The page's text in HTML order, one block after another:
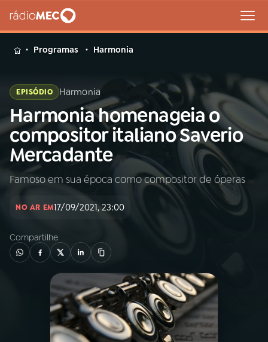
MENU
Buscar
na
Rádio
MEC
Buscar
Início AO VIVO
02 A RÁDIO
PROGRAMAÇÃO
PROGRAMAS
Programas Harmonia
EPISÓDIO Harmonia
Harmonia homenageia o
compositor italiano Saverio
Mercadante
Famoso em sua época como compositor de óperas
NO AR EM17/09/2021, 23:00
Compartilhe